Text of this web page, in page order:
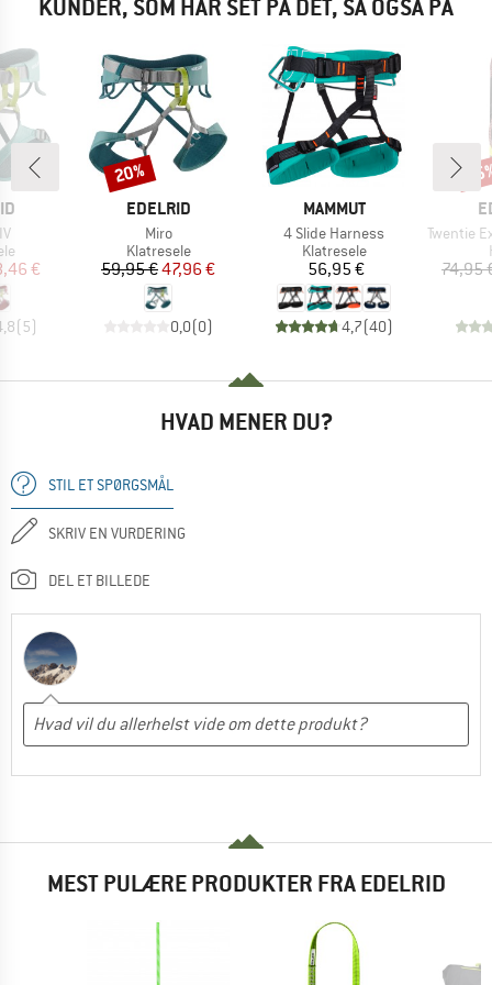
KUNDER, SOM HAR SET PÅ DET, SÅ OGSÅ PÅ
pris
€
(5)
MÆRKE
EDELRID
Artikel
Miro
Produktgruppe
Klatresele
Pris
59,95 €Nedsat pris
47,96 €
0,0(0)
Rabat
20%
MÆRKE
MAMMUT
Artikel
4 Slide Harness
Produktgruppe
Klatresele
Pris
56,95 €
4,7(40)
Artikel
Twentie
74,95
HVAD MENER DU?
STIL ET SPØRGSMÅL
SKRIV EN VURDERING
DEL ET BILLEDE
MEST PULÆRE PRODUKTER FRA EDELRID